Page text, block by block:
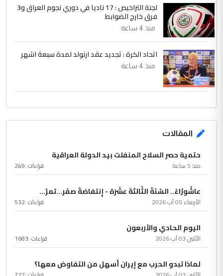
لجنة التراخيص : 17 ناديا في دوري نجوم العراق و3
فرق خارج الضوابط
منذ 4 ساعة
اتحاد الكرة : تجديد عقد ارنولد لمدة سبعة اشهر
منذ 4 ساعة
المقالات
حتمية حصر السلاح المنفلت بيد الدولة العراقية
منذ 5 ساعة قراءات :249
عاشُورْاءُ.. السّنَةُ الثّالثةَ عشَرَة - إِنتفاضةُ صفَر…تمرّ...
الأربعاء 05 آب 2026 قراءات :532
اليوم الحادي والأربعون
الأثنين 03 آب 2026 قراءات :1683
لماذا تبدو الحرب مع إيران أسهل من التفاوض معها؟